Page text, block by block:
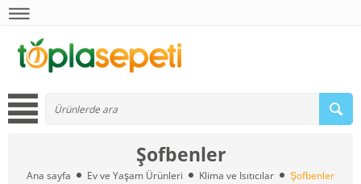
Şofbenler
Ana sayfa Ev ve Yaşam Ürünleri Klima ve Isıtıcılar Şofbenler